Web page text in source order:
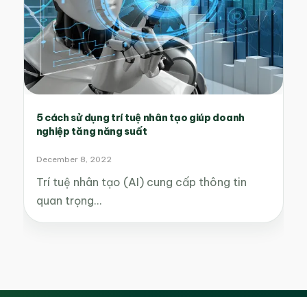
5 cách sử dụng trí tuệ nhân tạo giúp doanh
nghiệp tăng năng suất
December 8, 2022
Trí tuệ nhân tạo (AI) cung cấp thông tin
quan trọng…